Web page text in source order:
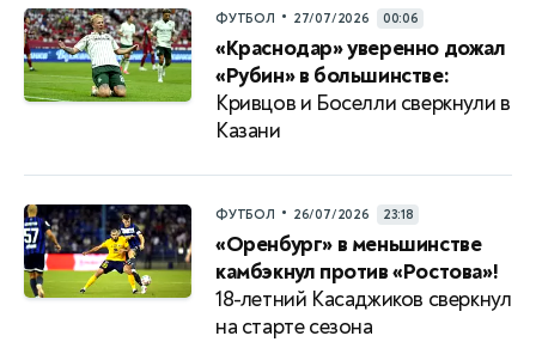
ФУТБОЛ • 27/07/2026 00:06
«Краснодар» уверенно дожал
«Рубин» в большинстве:
Кривцов и Боселли сверкнули в
Казани
ФУТБОЛ • 26/07/2026 23:18
«Оренбург» в меньшинстве
камбэкнул против «Ростова»!
18-летний Касаджиков сверкнул
на старте сезона